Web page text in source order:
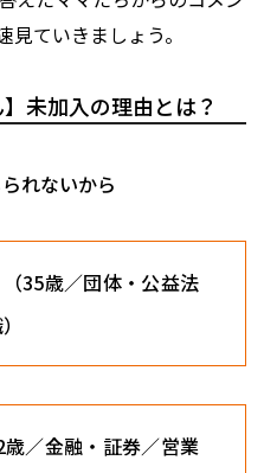
見ていきましょう。
未加入の理由とは？
れないから
35歳／団体・公益法
／金融・証券／営業